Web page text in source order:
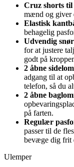
Cruz shorts
mænd og giver
Elastisk
behagelig
Udvendig
for at justere
godt på
2 åbne
adgang til at
telefon, så du
2 åbne
på farten.
Regulær
passer til de
bevæge dig frit
Ulemper